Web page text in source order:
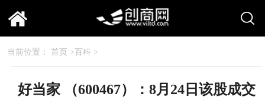
当前位置： 首页 >百科 >
好当家 （600467）：8月24日该股成交